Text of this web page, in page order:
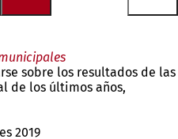
sobre los resultados de las
de los últimos años,
2019